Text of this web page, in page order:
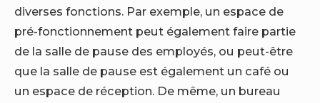
diverses fonctions. Par exemple, un espace de
pré-fonctionnement peut également faire partie
de la salle de pause des employés, ou peut-être
que la salle de pause est également un café ou
un espace de réception. De même, un bureau